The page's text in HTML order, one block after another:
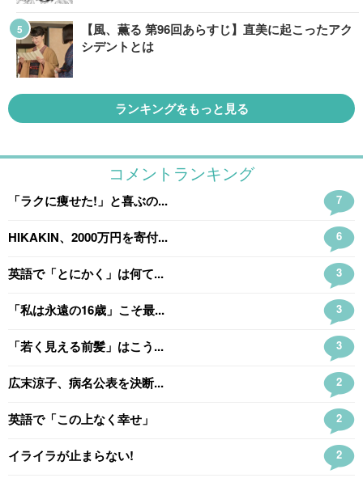
【風、薫る 第96回あらすじ】直美に起こったアク
シデントとは
ランキングをもっと見る